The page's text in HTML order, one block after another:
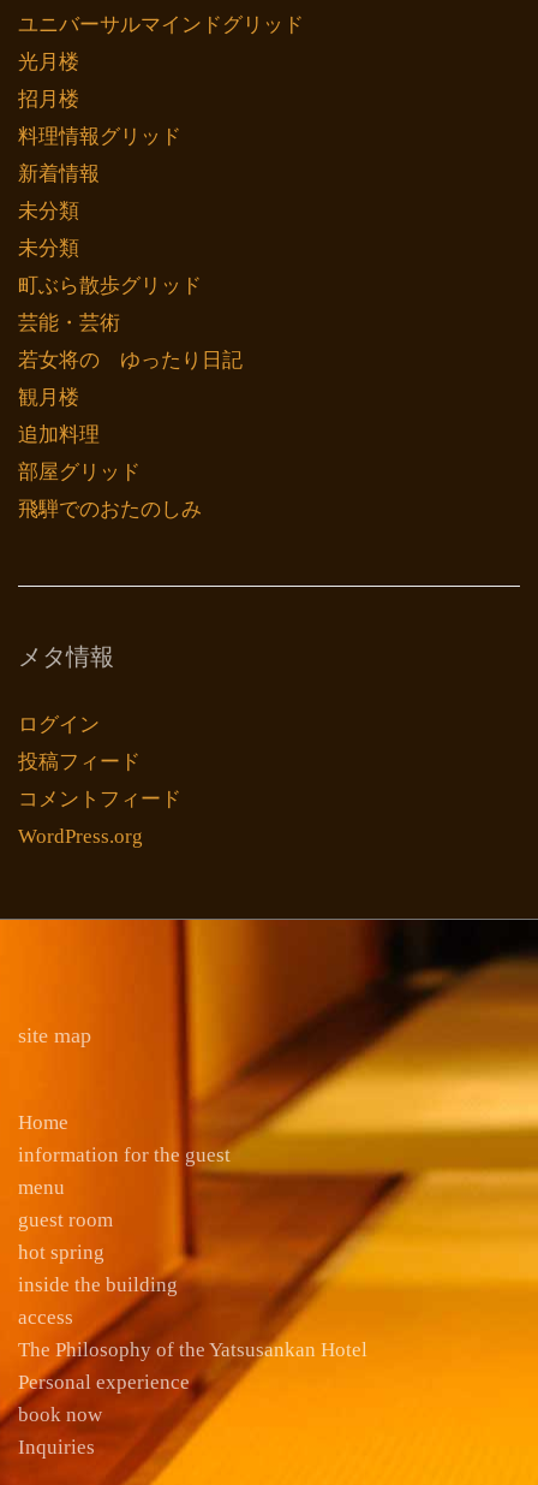
ユニバーサルマインドグリッド
光月楼
招月楼
料理情報グリッド
新着情報
未分類
未分類
町ぶら散歩グリッド
芸能・芸術
若女将の ゆったり日記
観月楼
追加料理
部屋グリッド
飛騨でのおたのしみ
メタ情報
ログイン
投稿フィード
コメントフィード
WordPress.org
site map
Home
information for the guest
menu
guest room
hot spring
inside the building
access
The Philosophy of the Yatsusankan Hotel
Personal experience
book now
Inquiries